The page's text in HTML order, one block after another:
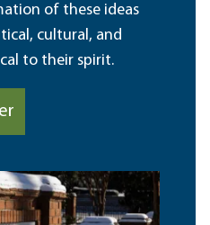
of these ideas
cultural, and
to their spirit.